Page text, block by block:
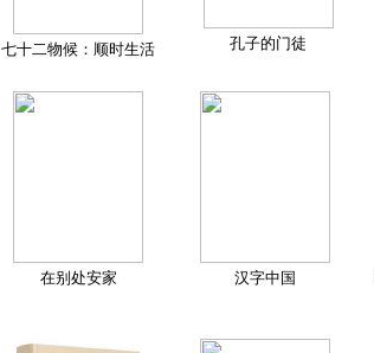
七十二物候：顺时生活 孔子的门徒
在别处安家 汉字中国